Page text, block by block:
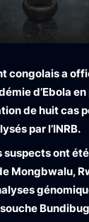
congolais a
d’Ebola
de huit cas
par l’INRB.
suspects ont
Mongbwalu,